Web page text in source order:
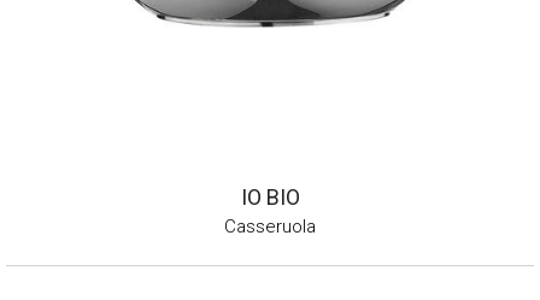
IO BIO
Casseruola